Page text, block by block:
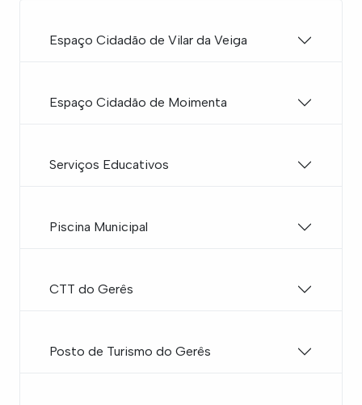
Espaço Cidadão de Vilar da Veiga
Espaço Cidadão de Moimenta
Serviços Educativos
Piscina Municipal
CTT do Gerês
Posto de Turismo do Gerês